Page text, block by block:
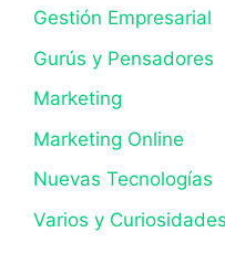
Gestión Empresarial
Gurús y Pensadores
Marketing
Marketing Online
Nuevas Tecnologías
Varios y Curiosidades